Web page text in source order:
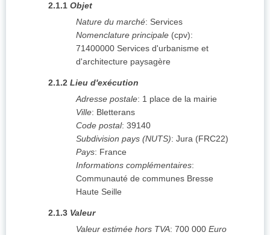
2.1.1 Objet
Nature du marché: Services
Nomenclature principale (cpv):
71400000 Services d'urbanisme et
d'architecture paysagère
2.1.2 Lieu d'exécution
Adresse postale: 1 place de la mairie
Ville: Bletterans
Code postal: 39140
Subdivision pays (NUTS): Jura (FRC22)
Pays: France
Informations complémentaires:
Communauté de communes Bresse
Haute Seille
2.1.3 Valeur
Valeur estimée hors TVA: 700 000 Euro